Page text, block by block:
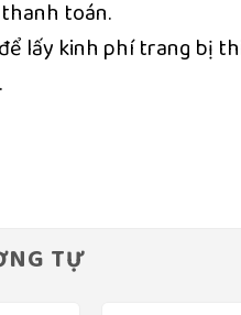
toán.
lấy kinh phí trang bị
TỰ